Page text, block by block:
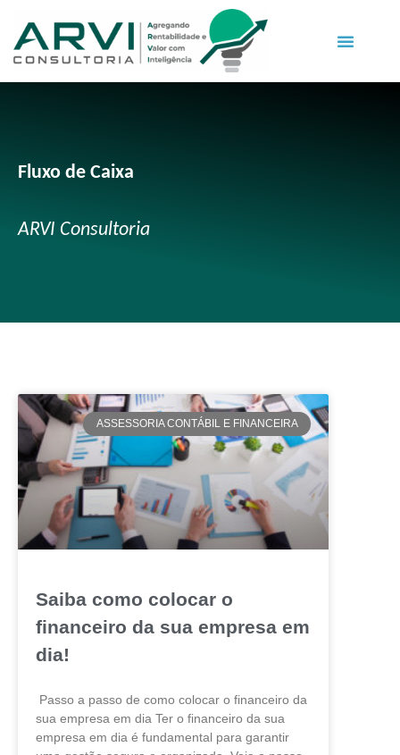
Fluxo de Caixa
ARVI Consultoria
ASSESSORIA CONTÁBIL E FINANCEIRA
Saiba como colocar o
financeiro da sua empresa em
dia!
Passo a passo de como colocar o financeiro da
sua empresa em dia Ter o financeiro da sua
empresa em dia é fundamental para garantir